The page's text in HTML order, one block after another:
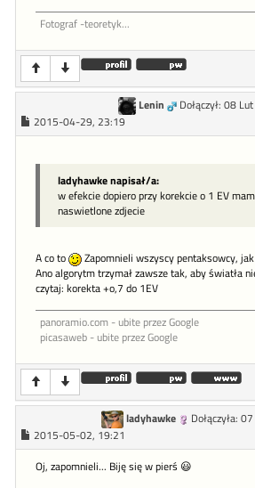
Fotograf -teoretyk...
Lenin
Dołączył: 08
2015-04-29, 23:19
ladyhawke napisał/a:
w efekcie dopiero przy korekcie o 1 EV
naswietlone zdjecie
A co to
Zapomnieli wszyscy pentaksowcy,
Ano algorytm trzymał zawsze tak, aby światła
czytaj: korekta +o,7 do 1EV
panoramio.com - ubite przez Google
picasaweb - ubite przez Google
ladyhawke
Dołączyła:
2015-05-02, 19:21
Oj, zapomnieli... Biję się w pierś 😃